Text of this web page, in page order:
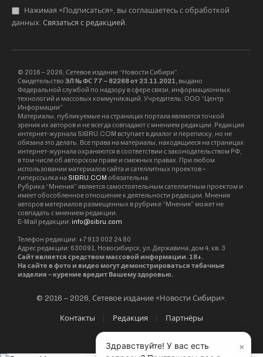
Нажимая «Подписаться», вы соглашаетесь с обработкой
данных. Связаться с редакцией.
© 2016 – 2026, Сетевое издание “Новости Сибири”.
Свидетельство ЭЛ № ФС 77 – 82268 от 23.11.2021, выдано
Федеральной службой по надзору в сфере связи, информационных
технологий и массовых коммуникаций. Учредитель: ООО “Центр
Информации”
Материалы, публикуемые на страницах портала являются точкой
зрения их авторов и не всегда совпадают с мнением редакции. Редакция
интернет-журнала SIBRU.COM вступает в диалог и переписку, но не
обязана это делать. Все права на материалы, находящиеся на страницах
интернет-журнала охраняются в соответствии с законодательством РФ,
в том числе об авторском праве и смежных правах. При любом
использовании материалов сайта и сателлитных проектов –
гиперссылка на SIBRU.COM обязательна.
Рубрика “Мнения” является самостоятельным сателлитным проектом и
имеет обособленное отношение к деятельности редакции. Мнения
авторов материалов размещенных в рубрике “Мнения” может не
совпадать с мнением редакции.
E-Mail редакции: info@sibru.com
Телефон редакции: +7 913 002 24 80
Адрес редакции: 630091, Новосибирск, ул. Державина, дом 4, кв. 3
Сайт является средством массовой информации. 18+.
На сайте в фото и видео могут демонстрироваться табачные
изделия – курение вредит Вашему здоровью.
© 2016 – 2026, Сетевое издание «Новости Сибири».
Контакты Редакция Партнёры
×
Здравствуйте! У вас есть